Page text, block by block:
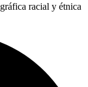
racial y étnica